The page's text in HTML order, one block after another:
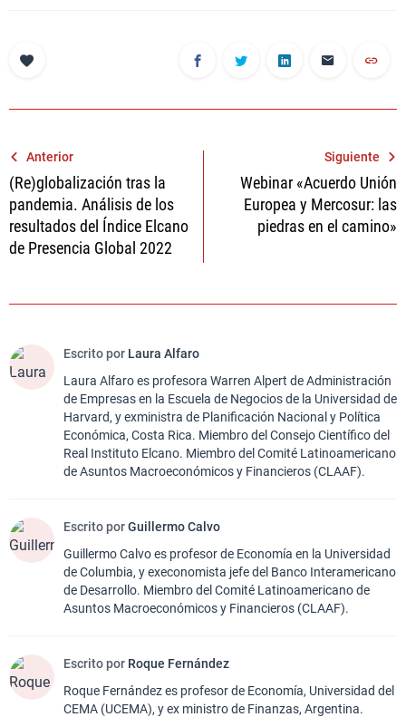
Navegación
de
entradas
Anterior
(Re)globalización tras la
pandemia. Análisis de los
resultados del Índice Elcano
de Presencia Global 2022
Siguiente
Webinar «Acuerdo Unión
Europea y Mercosur: las
piedras en el camino»
Escrito por Laura Alfaro
Laura Alfaro es profesora Warren Alpert de Administración
de Empresas en la Escuela de Negocios de la Universidad de
Harvard, y exministra de Planificación Nacional y Política
Económica, Costa Rica. Miembro del Consejo Científico del
Real Instituto Elcano. Miembro del Comité Latinoamericano
de Asuntos Macroeconómicos y Financieros (CLAAF).
Escrito porGuillermo Calvo
Guillermo Calvo es profesor de Economía en la Universidad
de Columbia, y execonomista jefe del Banco Interamericano
de Desarrollo. Miembro del Comité Latinoamericano de
Asuntos Macroeconómicos y Financieros (CLAAF).
Escrito por Roque Fernández
Roque Fernández es profesor de Economía, Universidad del
CEMA (UCEMA), y ex ministro de Finanzas, Argentina.